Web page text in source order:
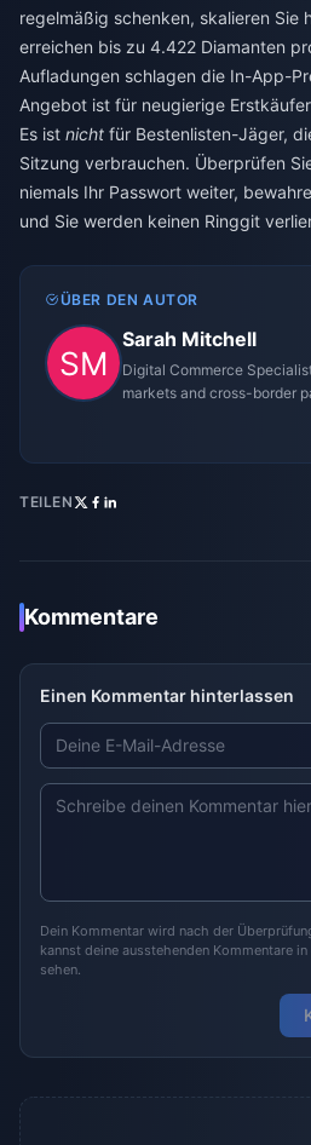
regelmäßig schenken, skalieren Sie
erreichen bis zu 4.422 Diamanten
Aufladungen schlagen die In-App-
Angebot ist für neugierige
Es ist nicht für Bestenlisten-Jäger,
Sitzung verbrauchen. Überprüfen
niemals Ihr Passwort weiter,
und Sie werden keinen Ringgit
ÜBER DEN AUTOR
Sarah Mitchell
Digital Commerce
markets and cross-border
TEILEN
Kommentare
Einen Kommentar hinterlassen
Dein Kommentar wird nach der
kannst deine ausstehenden Kommentare
sehen.